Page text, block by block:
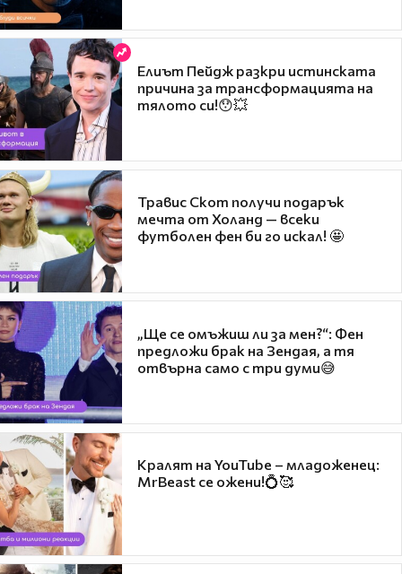
Елиът Пейдж разкри истинската
причина за трансформацията на
тялото си!😯💥
Травис Скот получи подарък
мечта от Холанд — всеки
футболен фен би го искал! 🤩
„Ще се омъжиш ли за мен?“: Фен
предложи брак на Зендая, а тя
отвърна само с три думи😅
Кралят на YouTube – младоженец:
MrBeast се ожени!💍🥰